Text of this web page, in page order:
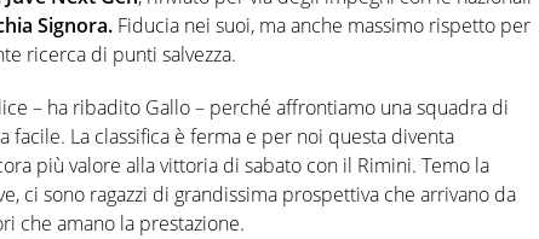
Signora. Fiducia nei suoi, ma anche massimo rispetto per
ricerca di punti salvezza.
– ha ribadito Gallo – perché affrontiamo una squadra di
facile. La classifica è ferma e per noi questa diventa
più valore alla vittoria di sabato con il Rimini. Temo la
ci sono ragazzi di grandissima prospettiva che arrivano da
che amano la prestazione.